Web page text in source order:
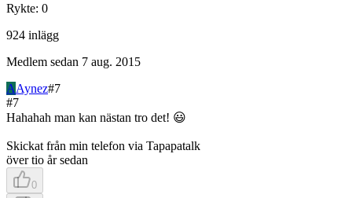
Rykte: 0
924 inlägg
Medlem sedan 7 aug. 2015
AAynez#7
#7
Hahahah man kan nästan tro det! 😃
Skickat från min telefon via Tapapatalk
över tio år sedan
0